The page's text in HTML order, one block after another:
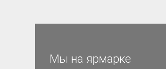
Мы на ярмарке